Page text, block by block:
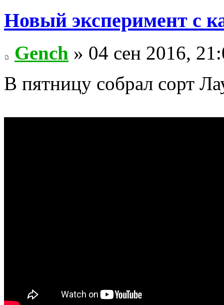
Новый эксперимент с
Gench » 04 сен 2016,
В пятницу собрал сорт